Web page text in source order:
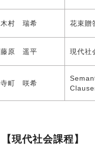
木村 瑞希 花束贈
藤原 遥平 現代社
寺町 咲希
【現代社会課程】